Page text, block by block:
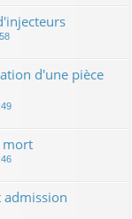
d'une pièce
mort